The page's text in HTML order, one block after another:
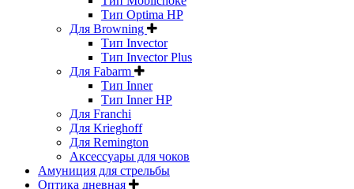
Тип Optima HP
Для Browning
Тип Invector
Тип Invector Plus
Для Fabarm
Тип Inner
Тип Inner HP
Для Franchi
Для Krieghoff
Для Remington
Аксессуары для чоков
Амуниция для стрельбы
Оптика дневная